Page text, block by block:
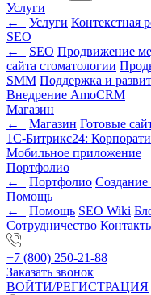
Услуги
←
Услуги Контекстная
SEO
←
SEO Продвижение
сайта стоматологии
SMM Поддержка и
Внедрение AmoCRM
Магазин
←
Магазин Готовые
1С-Битрикс24:
Мобильное приложение
Портфолио
←
Портфолио Создание
Помощь
←
Помощь SEO Wiki
Сотрудничество
+7 (800) 250-21-88
Заказать звонок
ВОЙТИ/РЕГИСТРАЦИЯ